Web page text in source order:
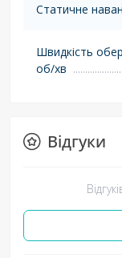
Статичне
Швидкість
об/хв
Відгуки